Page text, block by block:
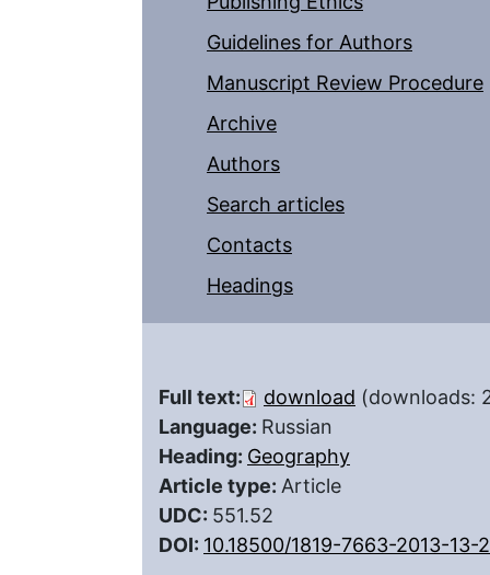
Guidelines for Authors
Manuscript Review Procedure
Archive
Authors
Search articles
Contacts
Headings
Full text: download (downloads:
Language: Russian
Heading: Geography
Article type: Article
UDC: 551.52
DOI: 10.18500/1819-7663-2013-13-